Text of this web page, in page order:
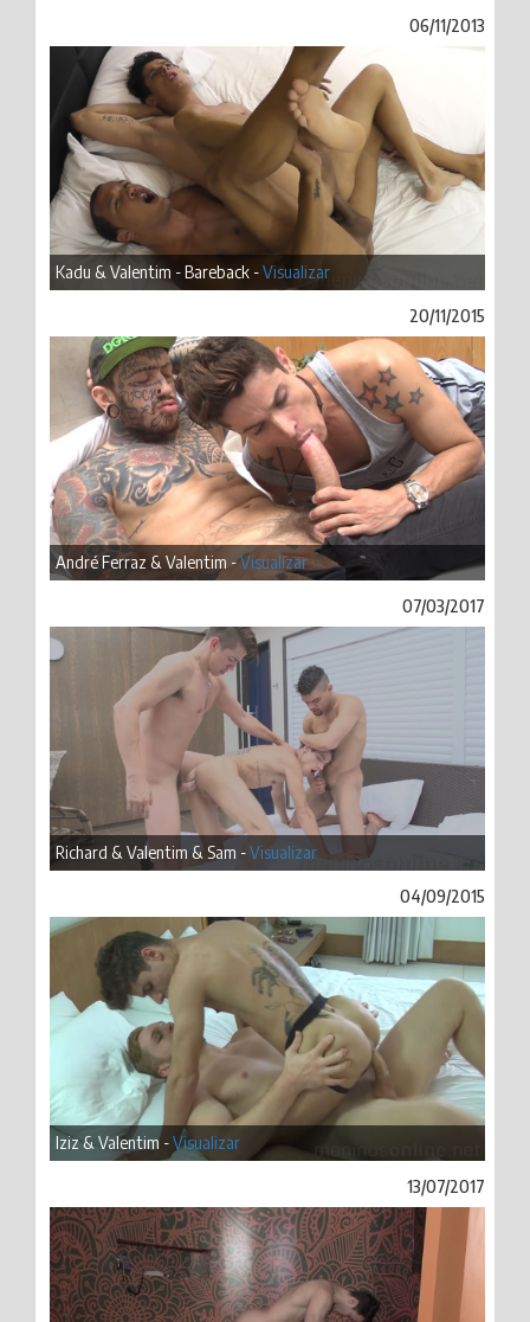
06/11/2013
Kadu & Valentim - Bareback -Visualizar
20/11/2015
André Ferraz & Valentim -Visualizar
07/03/2017
Richard & Valentim & Sam -Visualizar
04/09/2015
Iziz & Valentim -Visualizar
13/07/2017